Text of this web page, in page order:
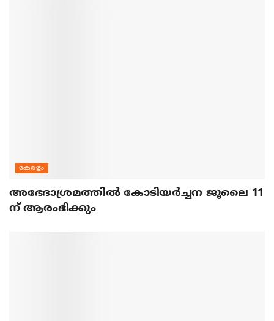
കേരളം
അഭേദാശ്രമത്തില്‍ കോടിയര്‍ച്ചന ജൂലൈ 11
ന് ആരംഭിക്കും